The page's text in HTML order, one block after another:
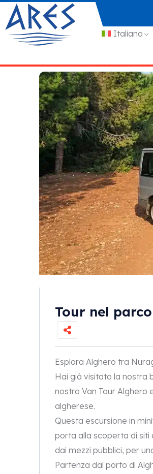
Italiano
Tour nel
Esplora Alghero tra
Hai già visitato la nostra
nostro Van Tour Alghero
algherese.
Questa escursione in
porta alla scoperta di siti
dai mezzi pubblici, per
Partenza dal porto di